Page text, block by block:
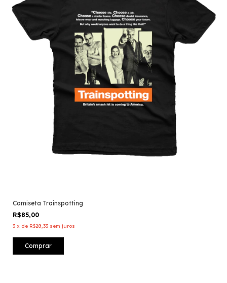
Camiseta Trainspotting
R$85,00
3 x de R$28,33 sem juros
Comprar